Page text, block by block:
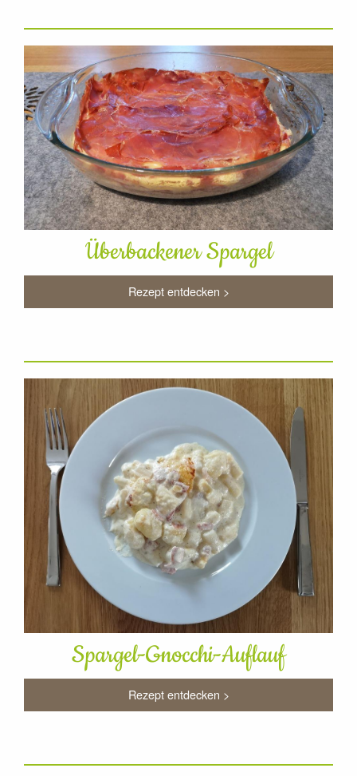
Überbackener Spargel
Rezept entdecken >
Spargel-Gnocchi-Auflauf
Rezept entdecken >